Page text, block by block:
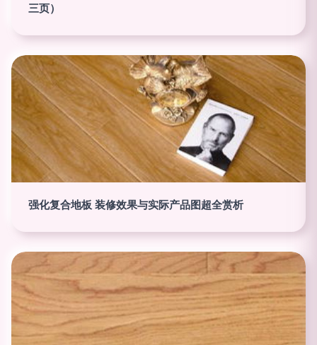
三页）
强化复合地板 装修效果与实际产品图超全赏析